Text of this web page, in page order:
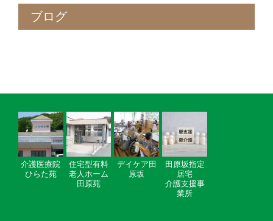
ブログ
介護医療院
ひらた苑
住宅型有料
老人ホーム
田原苑
デイケア田
原坂
田原坂指定
居宅
介護支援事
業所